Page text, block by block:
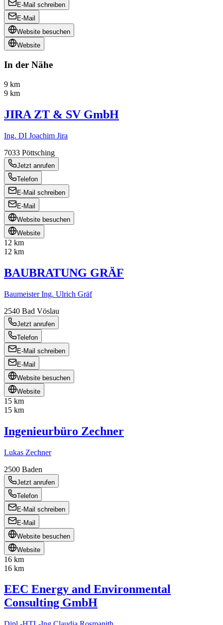
E-Mail schreiben
E-Mail
Website besuchen
Website
In der Nähe
9 km
9 km
JIRA ZT & SV GmbH
Ing. DI Joachim Jira
7033 Pöttsching
Jetzt anrufen
Telefon
E-Mail schreiben
E-Mail
Website besuchen
Website
12 km
12 km
BAUBRATUNG GRÄF
Baumeister Ing. Ulrich Gräf
2540 Bad Vöslau
Jetzt anrufen
Telefon
E-Mail schreiben
E-Mail
Website besuchen
Website
15 km
15 km
Ingenieurbüro Zechner
Lukas Zechner
2500 Baden
Jetzt anrufen
Telefon
E-Mail schreiben
E-Mail
Website besuchen
Website
16 km
16 km
EEC Energy and Environmental
Consulting GmbH